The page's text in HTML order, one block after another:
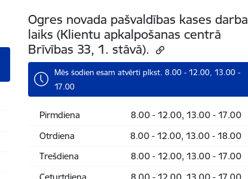
Ogres novada pašvaldības kases darba
laiks (Klientu apkalpošanas centrā
Brīvības 33, 1. stāvā).
Mēs šodien esam atvērti plkst. 8.00 - 12.00, 13.00 -
17.00
Pirmdiena
8.00 - 12.00, 13.00 - 17.00
Otrdiena
8.00 - 12.00, 13.00 - 18.00
Trešdiena
8.00 - 12.00, 13.00 - 17.00
Ceturtdiena
8.00 - 12.00, 13.00 - 17.00